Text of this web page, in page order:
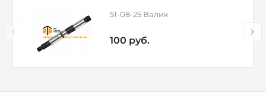
51-08-25 Валик
100 руб.